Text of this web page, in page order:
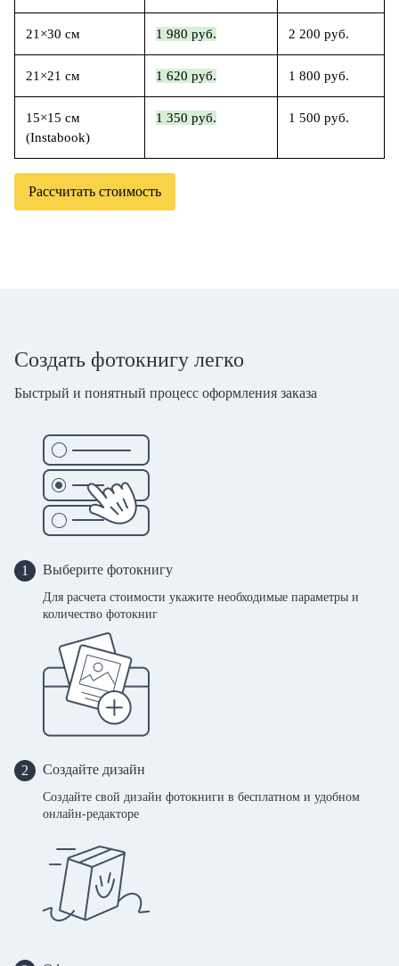
21×30 см 1 980 руб. 2 200 руб.
21×21 см 1 620 руб. 1 800 руб.
15×15 см
(Instabook)
1 350 руб. 1 500 руб.
Рассчитать стоимость
Создать фотокнигу легко
Быстрый и понятный процесс оформления заказа
1 Выберите фотокнигу
Для расчета стоимости укажите необходимые параметры и
количество фотокниг
2 Создайте дизайн
Создайте свой дизайн фотокниги в бесплатном и удобном
онлайн-редакторе